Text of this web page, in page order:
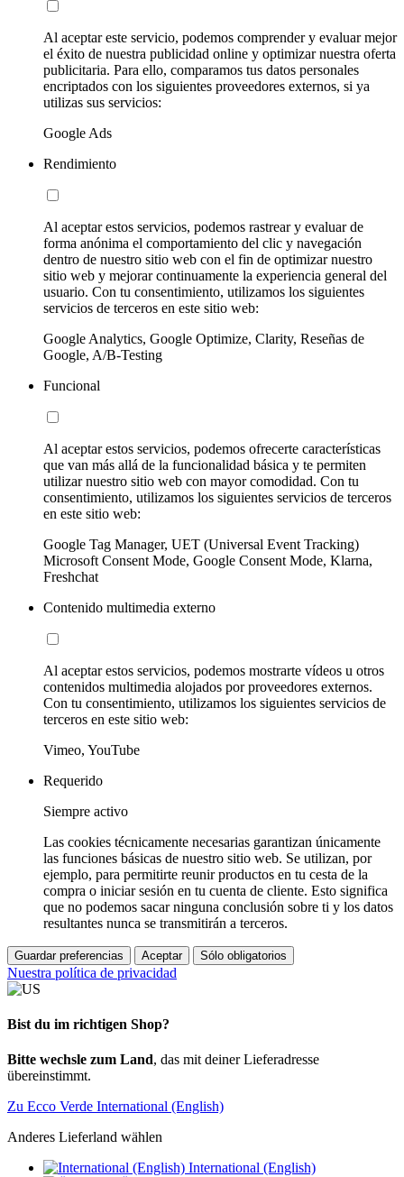
Al aceptar este servicio, podemos comprender y evaluar mejor
el éxito de nuestra publicidad online y optimizar nuestra oferta
publicitaria. Para ello, comparamos tus datos personales
encriptados con los siguientes proveedores externos, si ya
utilizas sus servicios:
Google Ads
Rendimiento
Al aceptar estos servicios, podemos rastrear y evaluar de
forma anónima el comportamiento del clic y navegación
dentro de nuestro sitio web con el fin de optimizar nuestro
sitio web y mejorar continuamente la experiencia general del
usuario. Con tu consentimiento, utilizamos los siguientes
servicios de terceros en este sitio web:
Google Analytics, Google Optimize, Clarity, Reseñas de
Google, A/B-Testing
Funcional
Al aceptar estos servicios, podemos ofrecerte características
que van más allá de la funcionalidad básica y te permiten
utilizar nuestro sitio web con mayor comodidad. Con tu
consentimiento, utilizamos los siguientes servicios de terceros
en este sitio web:
Google Tag Manager, UET (Universal Event Tracking)
Microsoft Consent Mode, Google Consent Mode, Klarna,
Freshchat
Contenido multimedia externo
Al aceptar estos servicios, podemos mostrarte vídeos u otros
contenidos multimedia alojados por proveedores externos.
Con tu consentimiento, utilizamos los siguientes servicios de
terceros en este sitio web:
Vimeo, YouTube
Requerido
Siempre activo
Las cookies técnicamente necesarias garantizan únicamente
las funciones básicas de nuestro sitio web. Se utilizan, por
ejemplo, para permitirte reunir productos en tu cesta de la
compra o iniciar sesión en tu cuenta de cliente. Esto significa
que no podemos sacar ninguna conclusión sobre ti y los datos
resultantes nunca se transmitirán a terceros.
Guardar preferencias Aceptar Sólo obligatorios
Nuestra política de privacidad
Bist du im richtigen Shop?
Bitte wechsle zum Land, das mit deiner Lieferadresse
übereinstimmt.
Zu Ecco Verde International (English)
Anderes Lieferland wählen
International (English)